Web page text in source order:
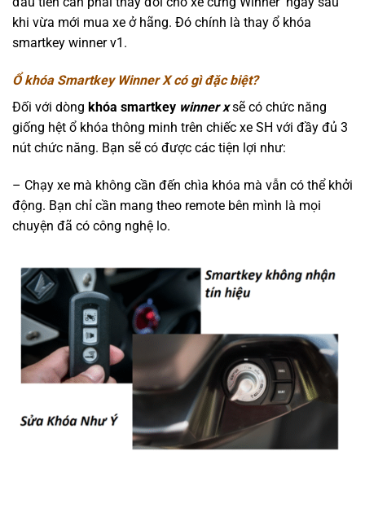
khi vừa mới mua xe ở hãng. Đó chính là thay ổ khóa
smartkey winner v1.
Ổ khóa Smartkey WinnerX có gì đặc biệt?
Đối với dòng khóa smartkey winner xsẽ có chức năng
giống hệt ổ khóa thông minh trên chiếc xe SH với đầy đủ 3
nút chức năng. Bạn sẽ có được các tiện lợi như:
– Chạy xe mà không cần đến chìa khóa mà vẫn có thể khởi
động. Bạn chỉ cần mang theo remote bên mình là mọi
chuyện đã có công nghệ lo.